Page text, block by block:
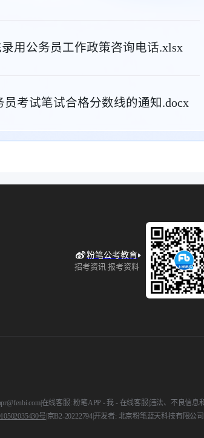
用公务员工作政策咨询电话.xlsx
考试笔试合格分数线的通知.docx
粉笔公考教育
招考资讯 报考资料
|在线客服: 粉笔APP - 我 - 在线客服 违法、不良信息
号 京B2-20222794|开发者: 北京粉笔蓝天科技有限公司